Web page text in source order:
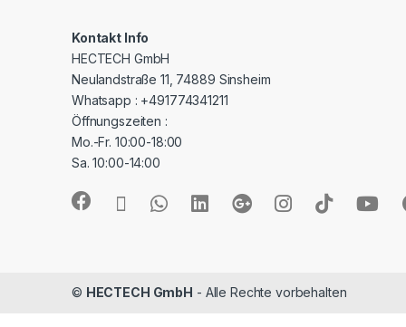
Kontakt Info
HECTECH GmbH
Neulandstraße 11, 74889 Sinsheim
Whatsapp : +491774341211
Öffnungszeiten :
Mo.-Fr. 10:00-18:00
Sa. 10:00-14:00
© HECTECH GmbH - Alle Rechte vorbehalten